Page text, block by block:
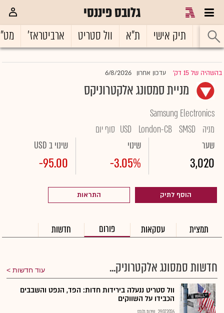
גלובס פיננסי
ראשי תיק אישי ת"א וול סטריט ארביטראז'
בהשהיה של 15 דק' |עדכון אחרון 6/8/2026
מניית סמסונג אלקטרוניקס
Samsung Electronics
מניה
SMSD
London-CB
USD סוף יום
שער
3,020
שינוי
-3.05%
שינוי ב USD
-95.00
הוסף לתיק התראות
תמצית עסקאות פורום חדשות
חדשות סמסונג אלקטרוניק... עוד חדשות
וול סטריט ננעלה בירידות חדות: הפד, הנפט והשבבים
הכבידו על השווקים